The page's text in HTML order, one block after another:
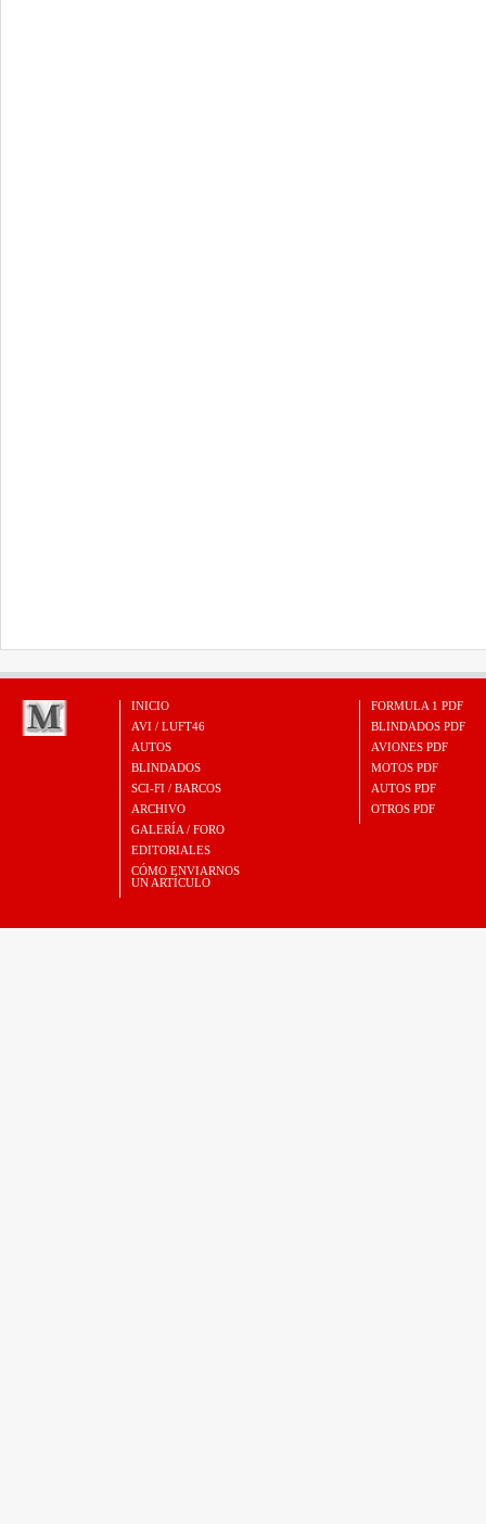
INICIO
AVI / LUFT46
AUTOS
BLINDADOS
SCI-FI / BARCOS
ARCHIVO
GALERÍA / FORO
EDITORIALES
CÓMO ENVIARNOS
UN ARTÍCULO
FORMULA 1 PDF
BLINDADOS PDF
AVIONES PDF
MOTOS PDF
AUTOS PDF
OTROS PDF